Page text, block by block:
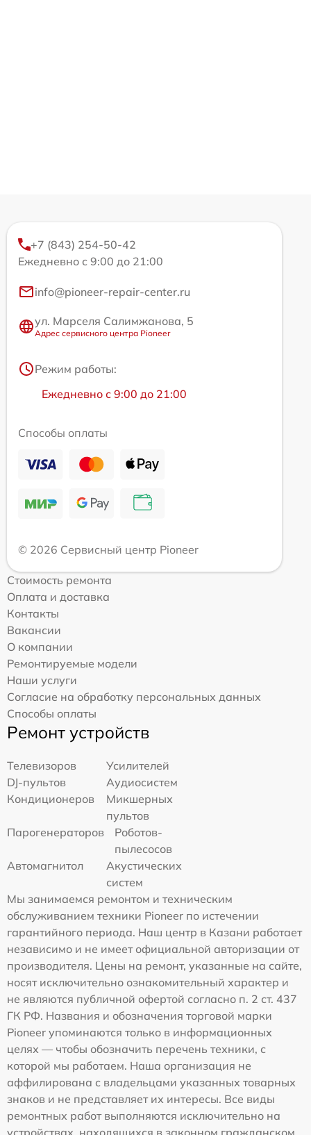
+7 (843) 254-50-42
Ежедневно с 9:00 до 21:00
info@pioneer-repair-center.ru
ул. Марселя Салимжанова, 5
Адрес сервисного центра Pioneer
Режим работы:
Ежедневно с 9:00 до 21:00
Способы оплаты
© 2026 Сервисный центр Pioneer
Стоимость ремонта
Оплата и доставка
Контакты
Вакансии
О компании
Ремонтируемые модели
Наши услуги
Согласие на обработку персональных данных
Способы оплаты
Ремонт устройств
Телевизоров
Усилителей
DJ-пультов
Аудиосистем
Кондиционеров
Микшерных
пультов
Парогенераторов
Роботов-
пылесосов
Автомагнитол
Акустических
систем
Мы занимаемся ремонтом и техническим
обслуживанием техники Pioneer по истечении
гарантийного периода. Наш центр в Казани работает
независимо и не имеет официальной авторизации от
производителя. Цены на ремонт, указанные на сайте,
носят исключительно ознакомительный характер и
не являются публичной офертой согласно п. 2 ст. 437
ГК РФ. Названия и обозначения торговой марки
Pioneer упоминаются только в информационных
целях — чтобы обозначить перечень техники, с
которой мы работаем. Наша организация не
аффилирована с владельцами указанных товарных
знаков и не представляет их интересы. Все виды
ремонтных работ выполняются исключительно на